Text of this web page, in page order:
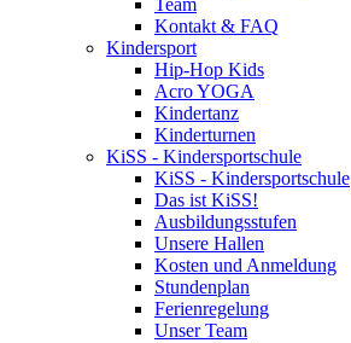
Team
Kontakt & FAQ
Kindersport
Hip-Hop Kids
Acro YOGA
Kindertanz
Kinderturnen
KiSS - Kindersportschule
KiSS - Kindersportschule
Das ist KiSS!
Ausbildungsstufen
Unsere Hallen
Kosten und Anmeldung
Stundenplan
Ferienregelung
Unser Team